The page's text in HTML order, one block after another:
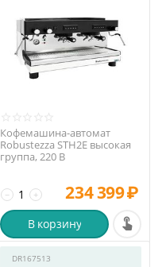
Кофемашина-автомат
Robustezza STH2E высокая
группа, 220 В
+
− 234 399₽
В корзину
DR167513